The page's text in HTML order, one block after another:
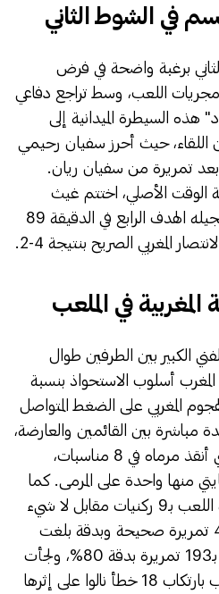
في الشوط الثاني
برغبة واضحة في فرض
اللعب، وسط تراجع دفاعي
هذه السيطرة الميدانية إلى
اللقاء، حيث أحرز سفيان رحيمي
الهدف الثالث في الدقيقة 78 بعد تمريرة من سفيان ريان.
الوقت الأصلي، اختتم غيث
ياسين مهرجان الأهداف بتسجيله الهدف الرابع في الدقيقة 89
المغربي الصريح بنتيجة 4-2.
في الملعب
الكبير بين الطرفين طوال
أسلوب الاستحواذ بنسبة
الهجوم المغربي على الضغط المتواصل
منها 11 تسديدة مباشرة بين القائمين والعارضة،
وسط تألق حارس هايتي الذي أنقذ مرماه في 8 مناسبات،
لهايتي منها واحدة على المرمى. كما
تفوق المغرب تماماً في صناعة اللعب بـ9 ركنيات مقابل لا شيء
للمنافس، وتدوير الكرة بـ478 تمريرة صحيحة وبدقة بلغت
89%، في حين اكتفت هايتي بـ193 تمريرة بدقة 80%، ولجأت
للاندفاع البدني لتعطيل اللعب بارتكاب 18 خطأ نالوا على إثرها